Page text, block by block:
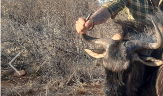
Previous